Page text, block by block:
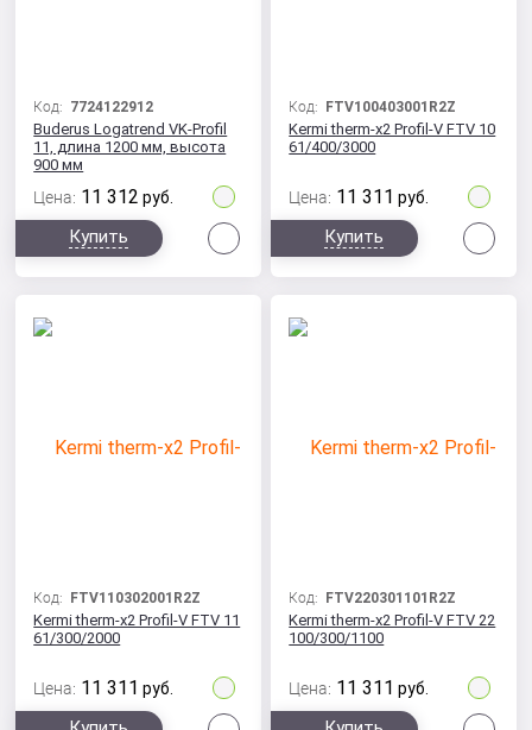
Код: 7724122912
Buderus Logatrend VK-Profil
11, длина 1200 мм, высота
900 мм
Цена: 11 312 руб.
Купить
Код: FTV100403001R2Z
Kermi therm-x2 Profil-V FTV 10
61/400/3000
Цена: 11 311 руб.
Купить
Код: FTV110302001R2Z
Kermi therm-x2 Profil-V FTV 11
61/300/2000
Цена: 11 311 руб.
Код: FTV220301101R2Z
Kermi therm-x2 Profil-V FTV 22
100/300/1100
Цена: 11 311 руб.